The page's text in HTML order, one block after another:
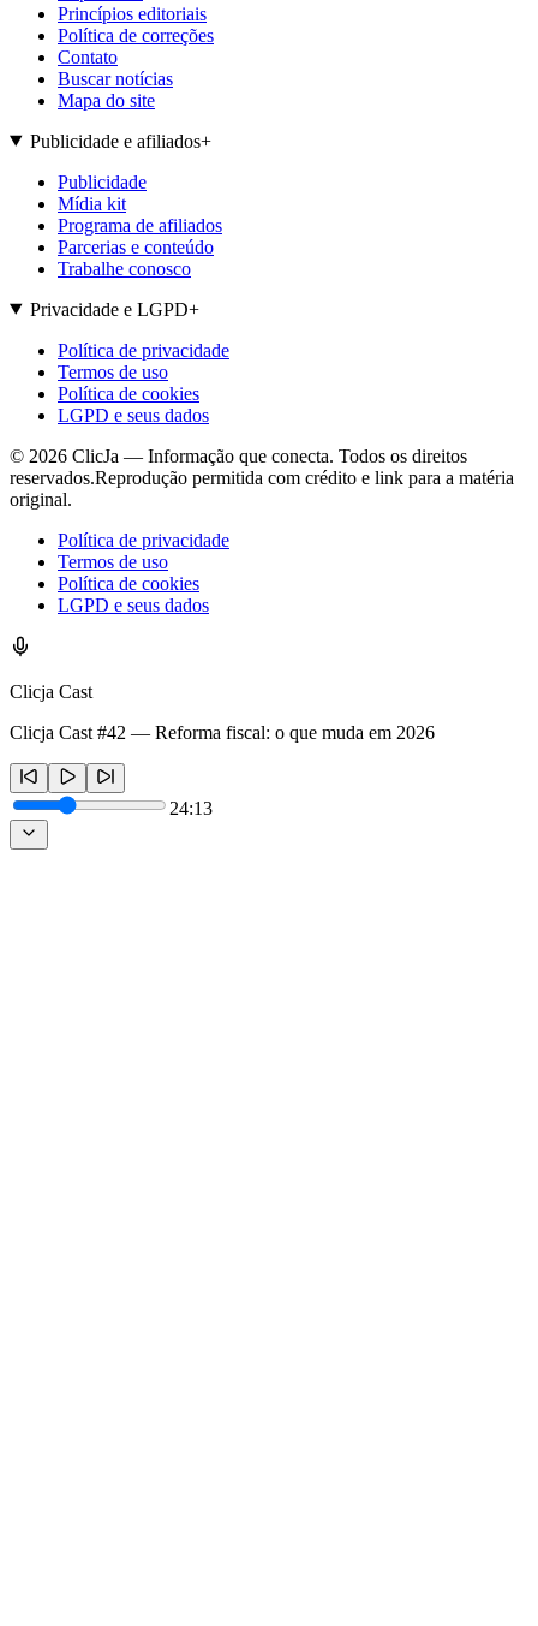
Princípios editoriais
Política de correções
Contato
Buscar notícias
Mapa do site
Publicidade e afiliados+
Publicidade
Mídia kit
Programa de afiliados
Parcerias e conteúdo
Trabalhe conosco
Privacidade e LGPD+
Política de privacidade
Termos de uso
Política de cookies
LGPD e seus dados
© 2026 ClicJa — Informação que conecta. Todos os direitos
reservados.Reprodução permitida com crédito e link para a matéria
original.
Política de privacidade
Termos de uso
Política de cookies
LGPD e seus dados
Clicja Cast
Clicja Cast #42 — Reforma fiscal: o que muda em 2026
24:13